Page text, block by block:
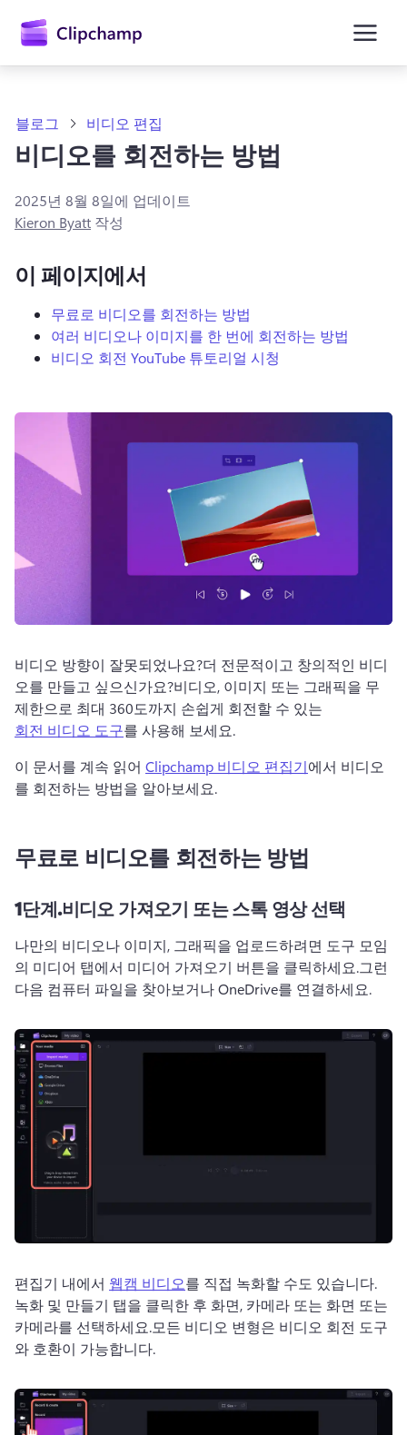
로
블로그 비디오 편집
비디오를 회전하는 방법
2025년 8월 8일에 업데이트
Kieron Byatt 작성
이 페이지에서
무료로 비디오를 회전하는 방법
여러 비디오나 이미지를 한 번에 회전하는 방법
비디오 회전 YouTube 튜토리얼 시청
비디오 방향이 잘못되었나요?더 전문적이고 창의적인 비디
오를 만들고 싶으신가요?비디오, 이미지 또는 그래픽을 무
제한으로 최대 360도까지 손쉽게 회전할 수 있는
회전 비디오 도구를 사용해 보세요.
이 문서를 계속 읽어 Clipchamp 비디오 편집기에서 비디오
를 회전하는 방법을 알아보세요.
무료로 비디오를 회전하는 방법
1단계.비디오 가져오기 또는 스톡 영상 선택
나만의 비디오나 이미지, 그래픽을 업로드하려면 도구 모임
의 미디어 탭에서 미디어 가져오기 버튼을 클릭하세요.그런
다음 컴퓨터 파일을 찾아보거나 OneDrive를 연결하세요.
편집기 내에서 웹캠 비디오
녹화 및 만들기 탭을 클릭한 후 화면, 카메라 또는 화면 또는
카메라를 선택하세요.모든 비디오 변형은 비디오 회전 도구
와 호환이 가능합니다.